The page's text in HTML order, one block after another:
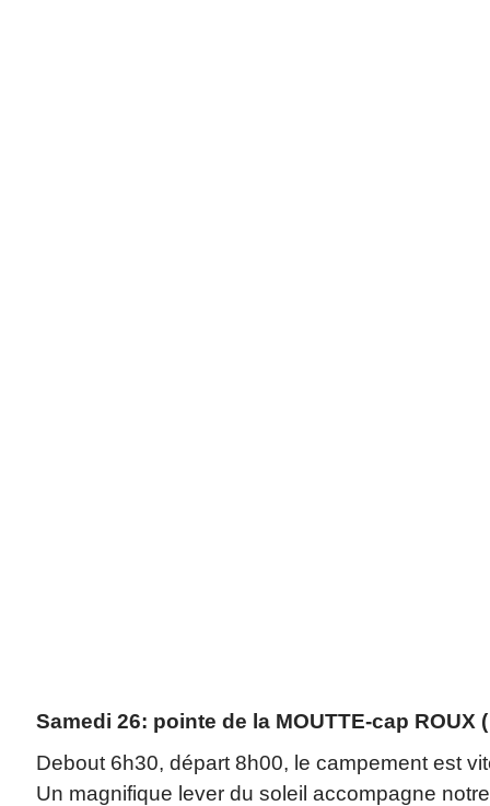
Samedi 26: pointe de la MOUTTE-cap ROUX
Debout 6h30, départ 8h00, le campement est
Un magnifique lever du soleil accompagne